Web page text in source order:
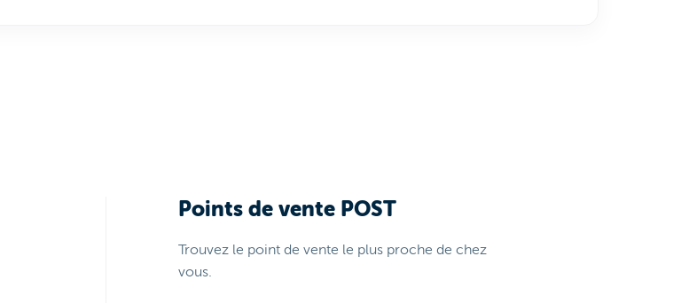
Points de vente POST
Trouvez le point de vente le plus proche de chez
vous.